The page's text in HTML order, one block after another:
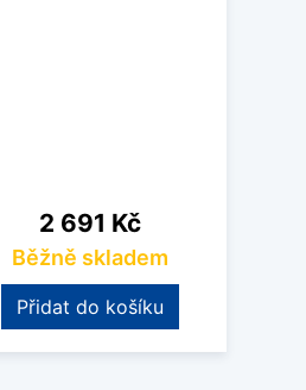
Cena
2 691 Kč
Běžně skladem
Přidat do košíku